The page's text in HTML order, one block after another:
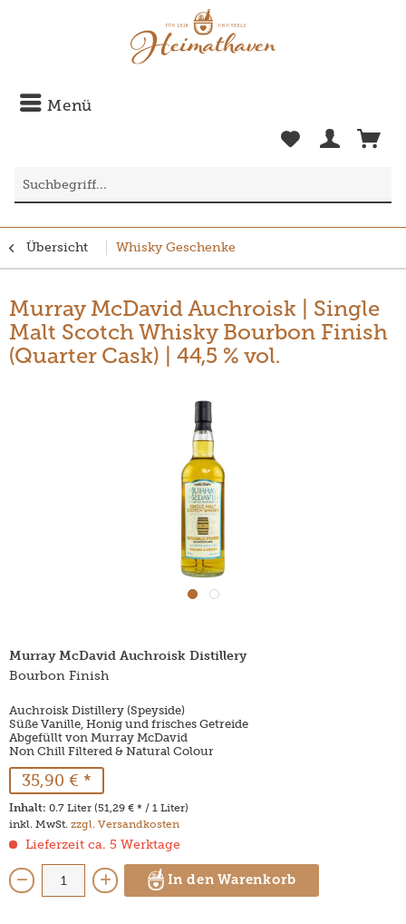
Menü
Übersicht Whisky Geschenke
Murray McDavid Auchroisk | Single
Malt Scotch Whisky Bourbon Finish
(Quarter Cask) | 44,5 % vol.
Murray McDavid Auchroisk Distillery
Bourbon Finish
Auchroisk Distillery (Speyside)
Süße Vanille, Honig und frisches Getreide
Abgefüllt von Murray McDavid
Non Chill Filtered & Natural Colour
35,90 € *
Inhalt: 0.7 Liter (51,29 € * / 1 Liter)
inkl. MwSt. zzgl. Versandkosten
Lieferzeit ca. 5 Werktage
In den Warenkorb